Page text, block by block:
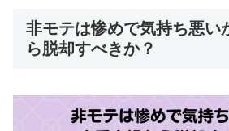
非モテは惨めで気持ち悪い
ら脱却すべきか？